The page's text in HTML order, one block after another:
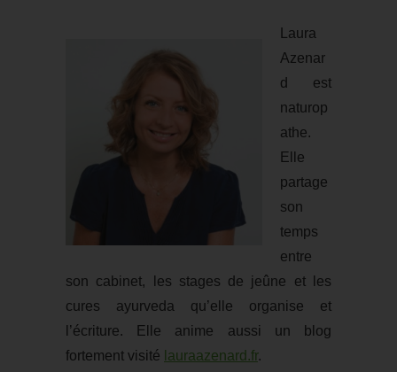
Laura
Azenar
d est
naturop
athe.
Elle
partage
son
temps
entre
son cabinet, les stages de jeûne et les
cures ayurveda qu’elle organise et
l’écriture. Elle anime aussi un blog
fortement visité lauraazenard.fr.